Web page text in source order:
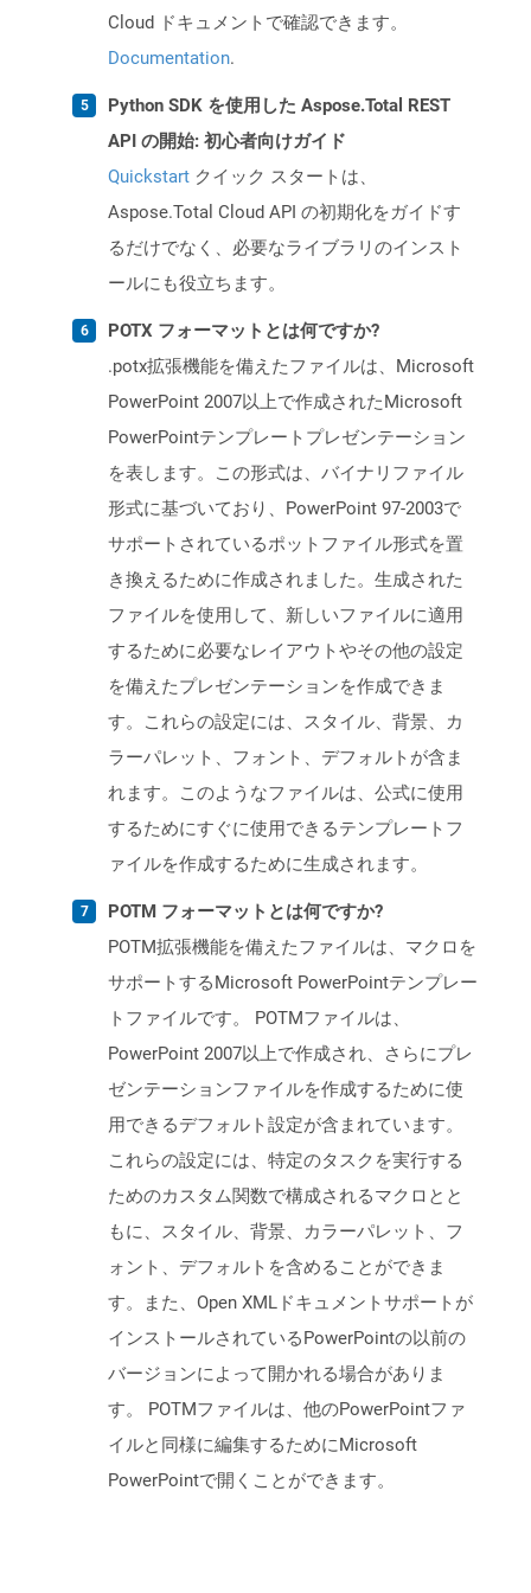
Cloud ドキュメントで確認できます。
Documentation.
Python SDK を使用した Aspose.Total REST
API の開始: 初心者向けガイド
Quickstart クイック スタートは、
Aspose.Total Cloud API の初期化をガイドす
るだけでなく、必要なライブラリのインスト
ールにも役立ちます。
POTX フォーマットとは何ですか?
.potx拡張機能を備えたファイルは、Microsoft
PowerPoint 2007以上で作成されたMicrosoft
PowerPointテンプレートプレゼンテーション
を表します。この形式は、バイナリファイル
形式に基づいており、PowerPoint 97-2003で
サポートされているポットファイル形式を置
き換えるために作成されました。生成された
ファイルを使用して、新しいファイルに適用
するために必要なレイアウトやその他の設定
を備えたプレゼンテーションを作成できま
す。これらの設定には、スタイル、背景、カ
ラーパレット、フォント、デフォルトが含ま
れます。このようなファイルは、公式に使用
するためにすぐに使用できるテンプレートフ
ァイルを作成するために生成されます。
POTM フォーマットとは何ですか?
POTM拡張機能を備えたファイルは、マクロを
サポートするMicrosoft PowerPointテンプレー
トファイルです。 POTMファイルは、
PowerPoint 2007以上で作成され、さらにプレ
ゼンテーションファイルを作成するために使
用できるデフォルト設定が含まれています。
これらの設定には、特定のタスクを実行する
ためのカスタム関数で構成されるマクロとと
もに、スタイル、背景、カラーパレット、フ
ォント、デフォルトを含めることができま
す。また、Open XMLドキュメントサポートが
インストールされているPowerPointの以前の
バージョンによって開かれる場合がありま
す。 POTMファイルは、他のPowerPointファ
イルと同様に編集するためにMicrosoft
PowerPointで開くことができます。